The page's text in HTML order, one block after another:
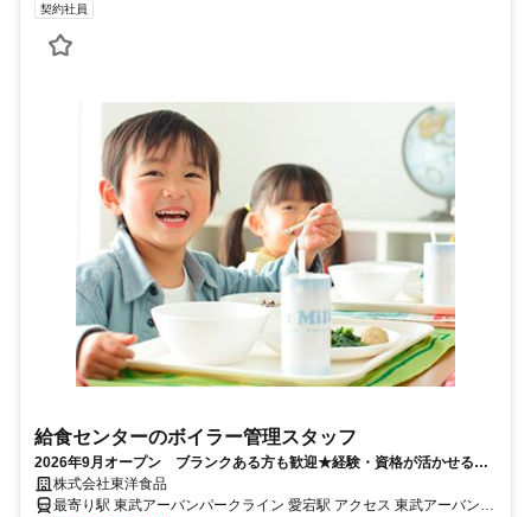
契約社員
給食センターのボイラー管理スタッフ
2026年9月オープン ブランクある方も歓迎★経験・資格が活かせるボ
イラースタッフ大募集！
株式会社東洋食品
最寄り駅 東武アーバンパークライン 愛宕駅 アクセス 東武アーバンパ